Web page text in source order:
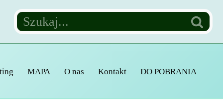
MAPA O nas Kontakt DO POBRANIA